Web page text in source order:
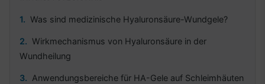
Was sind medizinische Hyaluronsäure-Wundgele?
Wirkmechanismus von Hyaluronsäure in der
Wundheilung
Anwendungsbereiche für HA-Gele auf Schleimhäuten